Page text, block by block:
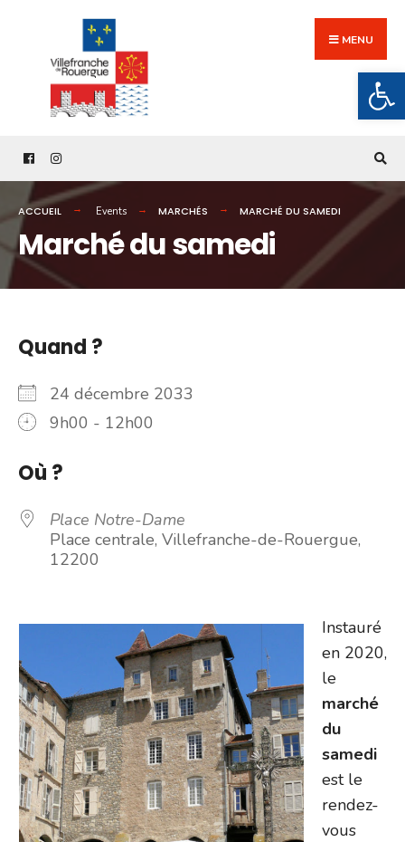
content
MENU
ACCUEIL Events MARCHÉS MARCHÉ DU SAMEDI
Marché du samedi
Quand ?
24 décembre 2033
9h00 - 12h00
Où ?
Place Notre-Dame
Place centrale, Villefranche-de-Rouergue,
12200
Instauré
en 2020,
le
marché
du
samedi
est le
rendez-
vous